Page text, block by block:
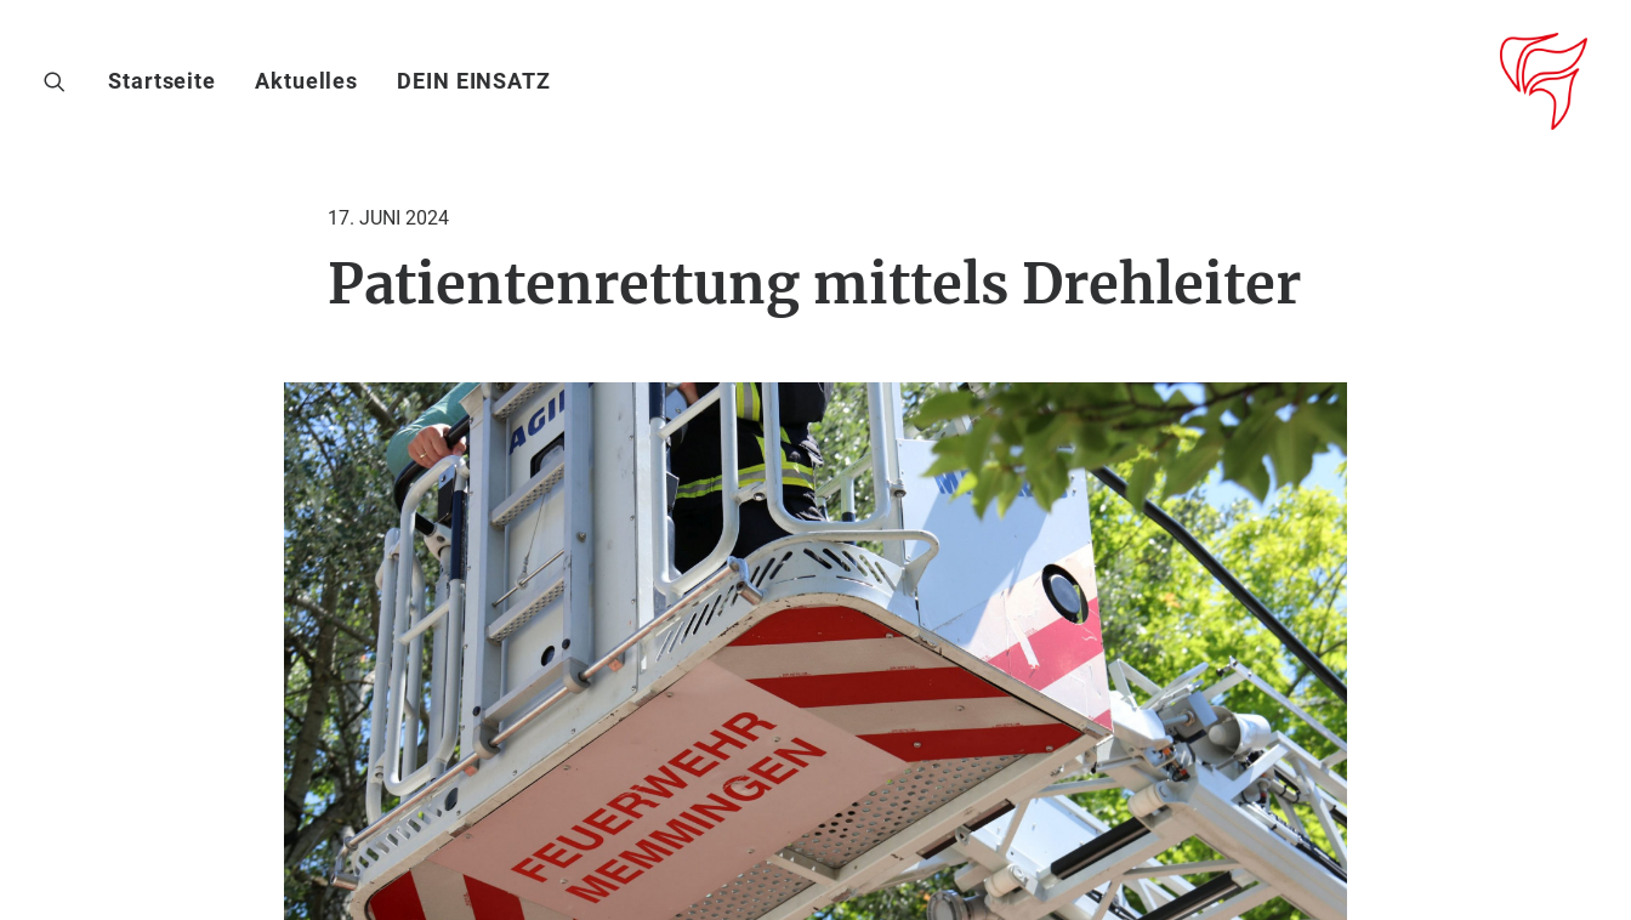
Startseite Aktuelles DEIN EINSATZ
17. JUNI 2024
Patientenrettung mittels Drehleiter